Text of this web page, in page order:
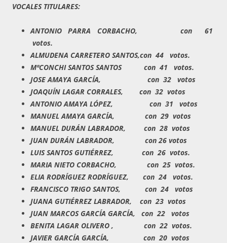
VOCALES TITULARES:
ANTONIO PARRA CORBACHO, con 61
votos.
ALMUDENA CARRETERO SANTOS,con 44 votos.
MªCONCHI SANTOS SANTOS con 41 votos.
JOSE AMAYA GARCÍA, con 32 votos
JOAQUÍN LAGAR CORRALES, con 32 votos
ANTONIO AMAYA LÓPEZ, con 31 votos
MANUEL AMAYA GARCÍA, con 29 votos
MANUEL DURÁN LABRADOR, con 28 votos
JUAN DURÁN LABRADOR, con 26 votos
LUIS SANTOS GUTIÉRREZ, con 26 votos.
MARIA NIETO CORBACHO, con 25 votos.
ELIA RODRÍGUEZ RODRÍGUEZ, con 24 votos.
FRANCISCO TRIGO SANTOS, con 24 votos
JUANA GUTIÉRREZ LABRADOR, con 23 votos
JUAN MARCOS GARCÍA GARCÍA, con 22 votos
BENITA LAGAR OLIVERO , con 22 votos.
JAVIER GARCÍA GARCÍA, con 20 votos